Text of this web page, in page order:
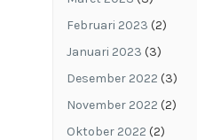
Februari 2023 (2)
Januari 2023 (3)
Desember 2022 (3)
November 2022 (2)
Oktober 2022 (2)